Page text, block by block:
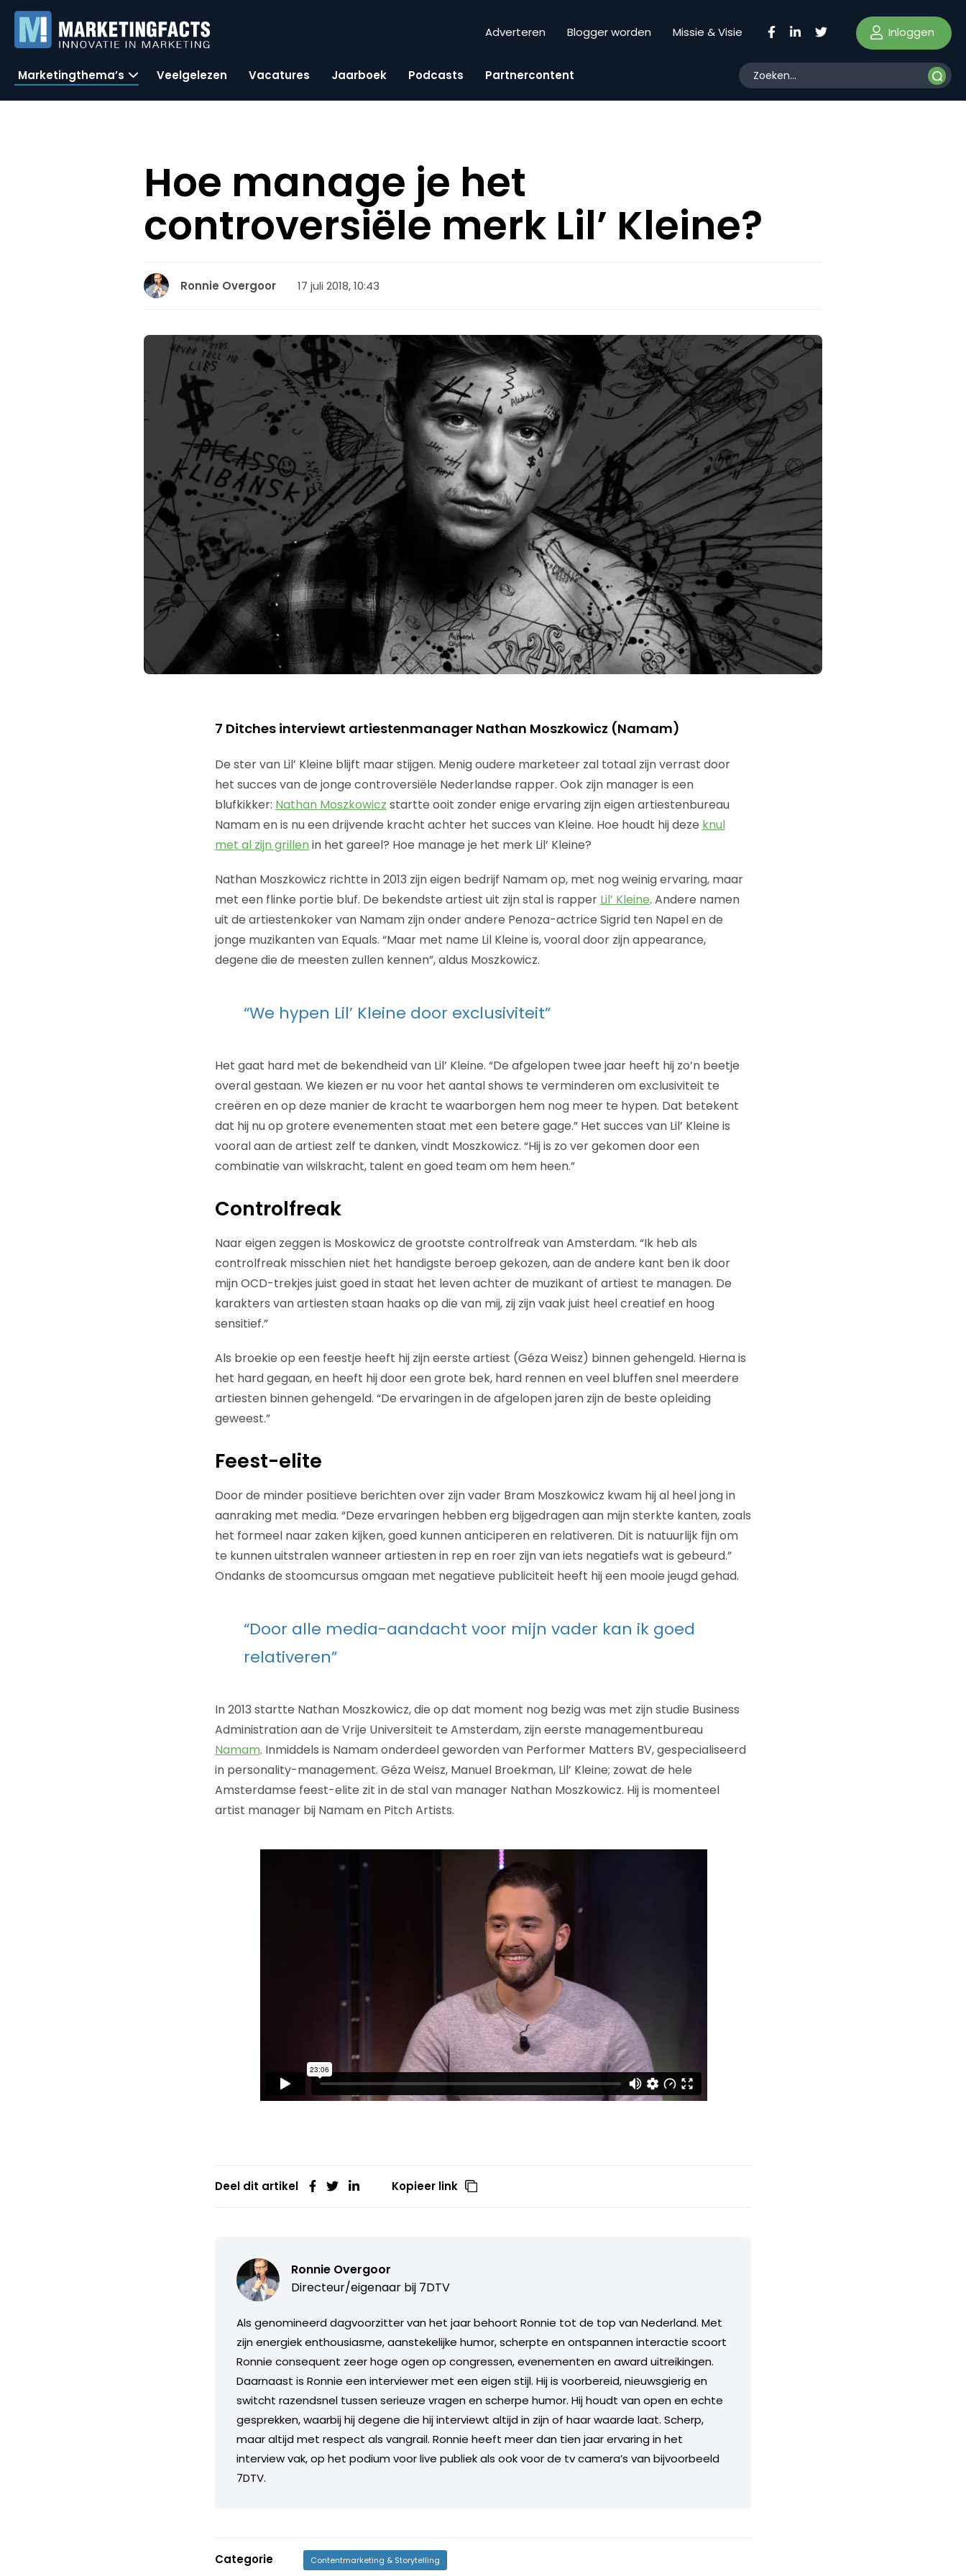
Adverteren Blogger worden Missie & Visie Inloggen
Marketingthema’s Veelgelezen Vacatures Jaarboek Podcasts Partnercontent
Hoe manage je het
controversiële merk Lil’ Kleine?
Ronnie Overgoor 17 juli 2018, 10:43
7 Ditches interviewt artiestenmanager Nathan Moszkowicz (Namam)
De ster van Lil’ Kleine blijft maar stijgen. Menig oudere marketeer zal totaal zijn verrast door
het succes van de jonge controversiële Nederlandse rapper. Ook zijn manager is een
blufkikker: Nathan Moszkowicz startte ooit zonder enige ervaring zijn eigen artiestenbureau
Namam en is nu een drijvende kracht achter het succes van Kleine. Hoe houdt hij deze knul
met al zijn grillen in het gareel? Hoe manage je het merk Lil’ Kleine?
Nathan Moszkowicz richtte in 2013 zijn eigen bedrijf Namam op, met nog weinig ervaring, maar
met een flinke portie bluf. De bekendste artiest uit zijn stal is rapper Lil’ Kleine. Andere namen
uit de artiestenkoker van Namam zijn onder andere Penoza-actrice Sigrid ten Napel en de
jonge muzikanten van Equals. “Maar met name Lil Kleine is, vooral door zijn appearance,
degene die de meesten zullen kennen”, aldus Moszkowicz.
“We hypen Lil’ Kleine door exclusiviteit”
Het gaat hard met de bekendheid van Lil’ Kleine. “De afgelopen twee jaar heeft hij zo’n beetje
overal gestaan. We kiezen er nu voor het aantal shows te verminderen om exclusiviteit te
creëren en op deze manier de kracht te waarborgen hem nog meer te hypen. Dat betekent
dat hij nu op grotere evenementen staat met een betere gage.” Het succes van Lil’ Kleine is
vooral aan de artiest zelf te danken, vindt Moszkowicz. “Hij is zo ver gekomen door een
combinatie van wilskracht, talent en goed team om hem heen.”
Controlfreak
Naar eigen zeggen is Moskowicz de grootste controlfreak van Amsterdam. “Ik heb als
controlfreak misschien niet het handigste beroep gekozen, aan de andere kant ben ik door
mijn OCD-trekjes juist goed in staat het leven achter de muzikant of artiest te managen. De
karakters van artiesten staan haaks op die van mij, zij zijn vaak juist heel creatief en hoog
sensitief.”
Als broekie op een feestje heeft hij zijn eerste artiest (Géza Weisz) binnen gehengeld. Hierna is
het hard gegaan, en heeft hij door een grote bek, hard rennen en veel bluffen snel meerdere
artiesten binnen gehengeld. “De ervaringen in de afgelopen jaren zijn de beste opleiding
geweest.”
Feest-elite
Door de minder positieve berichten over zijn vader Bram Moszkowicz kwam hij al heel jong in
aanraking met media. “Deze ervaringen hebben erg bijgedragen aan mijn sterkte kanten, zoals
het formeel naar zaken kijken, goed kunnen anticiperen en relativeren. Dit is natuurlijk fijn om
te kunnen uitstralen wanneer artiesten in rep en roer zijn van iets negatiefs wat is gebeurd.”
Ondanks de stoomcursus omgaan met negatieve publiciteit heeft hij een mooie jeugd gehad.
“Door alle media-aandacht voor mijn vader kan ik goed
relativeren”
In 2013 startte Nathan Moszkowicz, die op dat moment nog bezig was met zijn studie Business
Administration aan de Vrije Universiteit te Amsterdam, zijn eerste managementbureau
Namam. Inmiddels is Namam onderdeel geworden van Performer Matters BV, gespecialiseerd
in personality-management. Géza Weisz, Manuel Broekman, Lil’ Kleine; zowat de hele
Amsterdamse feest-elite zit in de stal van manager Nathan Moszkowicz. Hij is momenteel
artist manager bij Namam en Pitch Artists.
Deel dit artikel Kopieer link
Ronnie Overgoor
Directeur/eigenaar bij 7DTV
Als genomineerd dagvoorzitter van het jaar behoort Ronnie tot de top van Nederland. Met
zijn energiek enthousiasme, aanstekelijke humor, scherpte en ontspannen interactie scoort
Ronnie consequent zeer hoge ogen op congressen, evenementen en award uitreikingen.
Daarnaast is Ronnie een interviewer met een eigen stijl. Hij is voorbereid, nieuwsgierig en
switcht razendsnel tussen serieuze vragen en scherpe humor. Hij houdt van open en echte
gesprekken, waarbij hij degene die hij interviewt altijd in zijn of haar waarde laat. Scherp,
maar altijd met respect als vangrail. Ronnie heeft meer dan tien jaar ervaring in het
interview vak, op het podium voor live publiek als ook voor de tv camera’s van bijvoorbeeld
7DTV.
Categorie Contentmarketing & Storytelling